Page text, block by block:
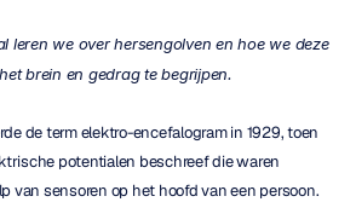
leren we over hersengolven en hoe we deze
brein en gedrag te begrijpen.
de term elektro-encefalogram in 1929, toen
potentialen beschreef die waren
van sensoren op het hoofd van een persoon.